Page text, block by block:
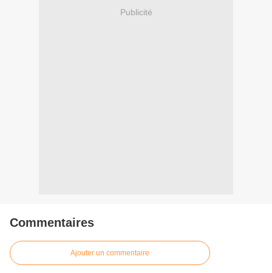
Publicité
Commentaires
Ajouter un commentaire